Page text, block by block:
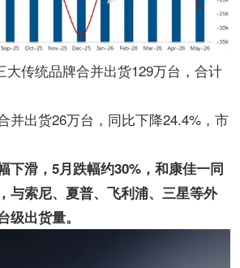
大传统品牌合并出货129万台，合计
并出货26万台，同比下降24.4%，市
下滑，5月跌幅约30%，和康佳一同
与索尼、夏普、飞利浦、三星等外
级出货量。